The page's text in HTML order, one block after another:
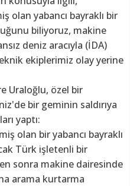
olan yabancı bayraklı bir
biliyoruz, makine
deniz aracıyla (İDA)
ekiplerimiz olay yerine
Uraloğlu, özel bir
bir geminin saldırıya
yaptı:
olan bir yabancı bayraklı
Türk işletenli bir
sonra makine dairesinde
arama kurtarma